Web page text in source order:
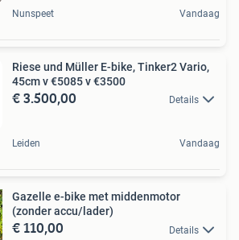
Nunspeet Vandaag
Riese und Müller E-bike, Tinker2 Vario,
45cm v €5085 v €3500
€ 3.500,00 Details
Leiden Vandaag
Gazelle e-bike met middenmotor
(zonder accu/lader)
€ 110,00 Details